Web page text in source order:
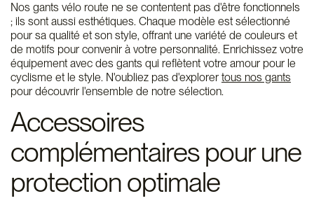
Nos gants vélo route ne se contentent pas d'être fonctionnels
; ils sont aussi esthétiques. Chaque modèle est sélectionné
pour sa qualité et son style, offrant une variété de couleurs et
de motifs pour convenir à votre personnalité. Enrichissez votre
équipement avec des gants qui reflètent votre amour pour le
cyclisme et le style. N'oubliez pas d'explorer tous nos gants
pour découvrir l'ensemble de notre sélection.
Accessoires
complémentaires pour une
protection optimale